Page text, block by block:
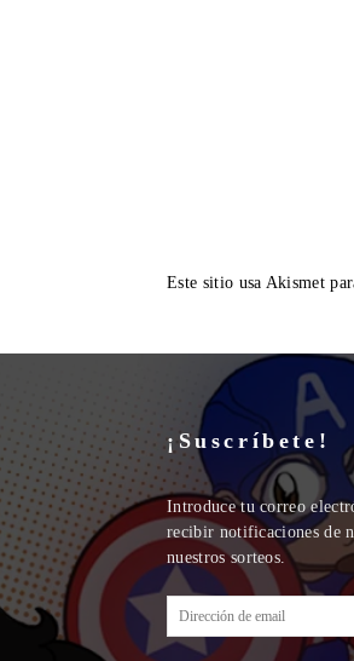
Este sitio usa Akismet
¡Suscríbete!
Introduce tu correo
recibir notificaciones de
nuestros sorteos.
Dirección
de